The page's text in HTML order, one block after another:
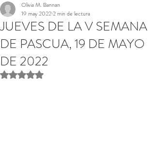
JUEVES DE LA V SEMANA
DE PASCUA, 19 DE MAYO
DE 2022
Olivia M. Bannan
19 may 20222 min de lectura
Obtuvo NaN de 5 estrellas.